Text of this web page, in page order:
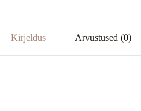
Kirjeldus Arvustused (0)